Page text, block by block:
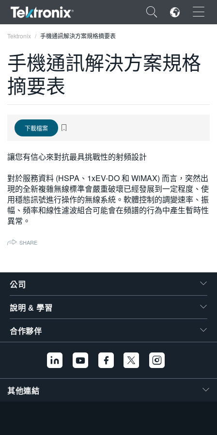
×
ENGLISH
DEUTSCH
VIỆT NAM
日本語
한국어
Tektronix 手機通訊解決方案規格摘要表
手機通訊解決方案規格
摘要表
下載檔案
讓您有信心來對抗最具挑戰性的射頻設計
對於服務資料 (HSPA、1xEV-DO 和 WiMAX) 而言，突然出
現的全新複雜無線標準會嚴重破壞已經發展到一定程度、使
用穩態訊號進行操作的無線系統。軟體控制的調變速率、振
幅、頻率和線性濾波組合可能會在頻譜的行為中產生暫時性
異常。
SHARE
公司
說明 & 學習
合作夥伴
其他連結